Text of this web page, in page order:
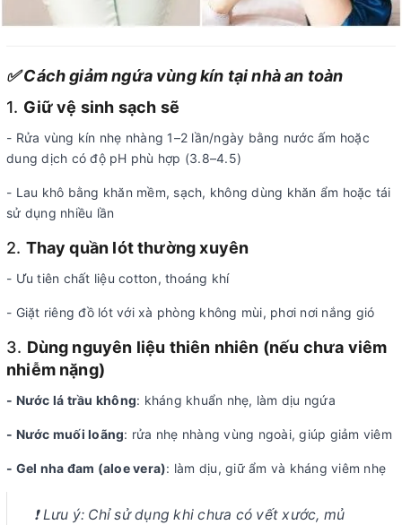
✅ Cách giảm ngứa vùng kín tại nhà an toàn
1. Giữ vệ sinh sạch sẽ
- Rửa vùng kín nhẹ nhàng 1–2 lần/ngày bằng nước ấm hoặc
dung dịch có độ pH phù hợp (3.8–4.5)
- Lau khô bằng khăn mềm, sạch, không dùng khăn ẩm hoặc tái
sử dụng nhiều lần
2. Thay quần lót thường xuyên
- Ưu tiên chất liệu cotton, thoáng khí
- Giặt riêng đồ lót với xà phòng không mùi, phơi nơi nắng gió
3. Dùng nguyên liệu thiên nhiên (nếu chưa viêm
nhiễm nặng)
- Nước lá trầu không: kháng khuẩn nhẹ, làm dịu ngứa
- Nước muối loãng: rửa nhẹ nhàng vùng ngoài, giúp giảm viêm
- Gel nha đam (aloe vera): làm dịu, giữ ẩm và kháng viêm nhẹ
❗Lưu ý: Chỉ sử dụng khi chưa có vết xước, mủ